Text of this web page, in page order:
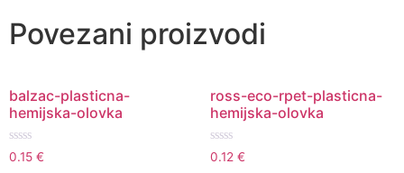
Povezani proizvodi
balzac-plasticna-
hemijska-olovka
Ocenjeno
sa
0.15 €
ross-eco-rpet-plasticna-
hemijska-olovka
Ocenjeno
sa
0.12 €